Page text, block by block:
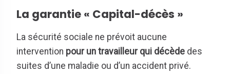
La garantie « Capital-décès »
La sécurité sociale ne prévoit aucune
intervention pour un travailleur qui décède des
suites d’une maladie ou d’un accident privé.